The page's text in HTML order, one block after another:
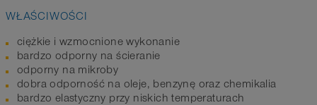
WŁAŚCIWOŚCI
ciężkie i wzmocnione wykonanie
bardzo odporny na ścieranie
odporny na mikroby
dobra odporność na oleje, benzynę oraz chemikalia
bardzo elastyczny przy niskich temperaturach